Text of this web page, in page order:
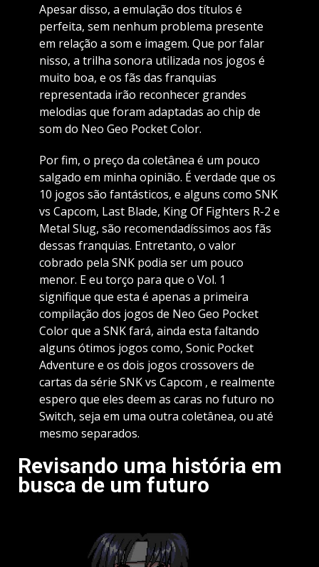
Apesar disso, a emulação dos títulos é
perfeita, sem nenhum problema presente
em relação a som e imagem. Que por falar
nisso, a trilha sonora utilizada nos jogos é
muito boa, e os fãs das franquias
representada irão reconhecer grandes
melodias que foram adaptadas ao chip de
som do Neo Geo Pocket Color.
Por fim, o preço da coletânea é um pouco
salgado em minha opinião. É verdade que os
10 jogos são fantásticos, e alguns como SNK
vs Capcom, Last Blade, King Of Fighters R-2 e
Metal Slug, são recomendadíssimos aos fãs
dessas franquias. Entretanto, o valor
cobrado pela SNK podia ser um pouco
menor. E eu torço para que o Vol. 1
signifique que esta é apenas a primeira
compilação dos jogos de Neo Geo Pocket
Color que a SNK fará, ainda esta faltando
alguns ótimos jogos como, Sonic Pocket
Adventure e os dois jogos crossovers de
cartas da série SNK vs Capcom , e realmente
espero que eles deem as caras no futuro no
Switch, seja em uma outra coletânea, ou até
mesmo separados.
Revisando uma história em
busca de um futuro